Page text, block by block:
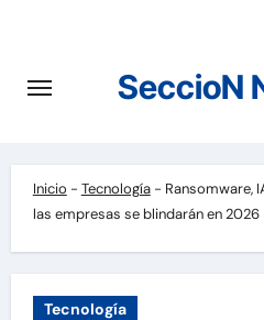
contenido
SeccioN
Inicio - Tecnología- Ransomware,
las empresas se blindarán en 2026
Tecnología